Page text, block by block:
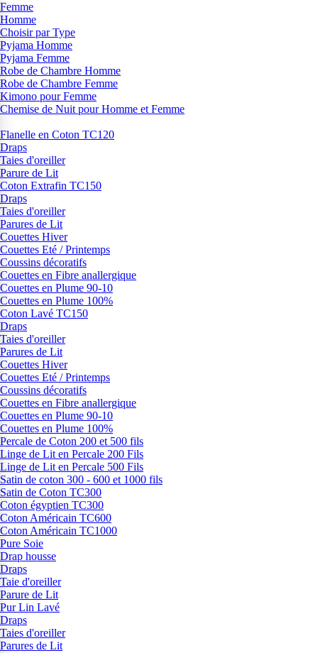
Femme
Homme
Choisir par Type
Pyjama Homme
Pyjama Femme
Robe de Chambre Homme
Robe de Chambre Femme
Kimono pour Femme
Chemise de Nuit pour Homme et Femme
Flanelle en Coton TC120
Draps
Taies d'oreiller
Parure de Lit
Coton Extrafin TC150
Draps
Taies d'oreiller
Parures de Lit
Couettes Hiver
Couettes Eté / Printemps
Coussins décoratifs
Couettes en Fibre anallergique
Couettes en Plume 90-10
Couettes en Plume 100%
Coton Lavé TC150
Draps
Taies d'oreiller
Parures de Lit
Couettes Hiver
Couettes Eté / Printemps
Coussins décoratifs
Couettes en Fibre anallergique
Couettes en Plume 90-10
Couettes en Plume 100%
Percale de Coton 200 et 500 fils
Linge de Lit en Percale 200 Fils
Linge de Lit en Percale 500 Fils
Satin de coton 300 - 600 et 1000 fils
Satin de Coton TC300
Coton égyptien TC300
Coton Américain TC600
Coton Américain TC1000
Pure Soie
Drap housse
Draps
Taie d'oreiller
Parure de Lit
Pur Lin Lavé
Draps
Taies d'oreiller
Parures de Lit